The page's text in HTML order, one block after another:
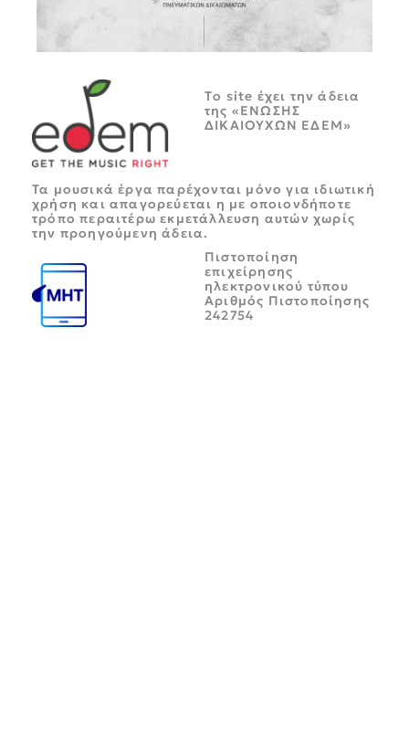
Tο site έχει την άδεια
της «ΕΝΩΣΗΣ
ΔΙΚΑΙΟΥΧΩΝ ΕΔΕΜ»
Τα μουσικά έργα παρέχονται μόνο για ιδιωτική
χρήση και απαγορεύεται η με οποιονδήποτε
τρόπο περαιτέρω εκμετάλλευση αυτών χωρίς
την προηγούμενη άδεια.
Πιστοποίηση
επιχείρησης
ηλεκτρονικού τύπου
Αριθμός Πιστοποίησης
242754